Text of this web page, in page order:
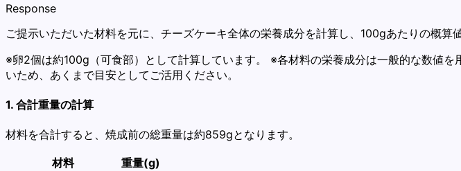
Response
ご提示いただいた材料を元に、チーズケーキ全体の栄養成分を計算し、100gあたりの概算
※卵2個は約100g（可食部）として計算しています。 ※各材料の栄養成分は一般的な数値
いため、あくまで目安としてご活用ください。
1. 合計重量の計算
材料を合計すると、焼成前の総重量は約859gとなります。
材料
重量(g)